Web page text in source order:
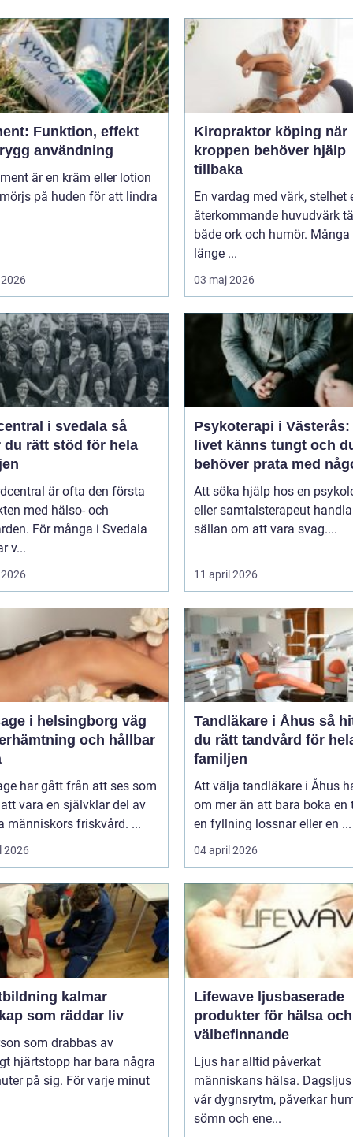
Funktion, effekt
användning
är en kräm eller lotion
på huden för att lindra
Kiropraktor köping när
kroppen behöver hjälp
tillbaka
En vardag med värk, stelhet
återkommande huvudvärk
både ork och humör. Många
länge ...
03 maj 2026
i svedala så
du rätt stöd för hela
är ofta den första
med hälso- och
För många i Svedala
v...
Psykoterapi i Västerås:
livet känns tungt och
behöver prata med
Att söka hjälp hos en
eller samtalsterapeut
sällan om att vara svag....
11 april 2026
i helsingborg väg
och hållbar
har gått från att ses som
vara en självklar del av
människors friskvård. ...
2026
Tandläkare i Åhus så hittar
du rätt tandvård för
familjen
Att välja tandläkare i Åhus
om mer än att bara boka en
en fyllning lossnar eller en ...
04 april 2026
kalmar
som räddar liv
som drabbas av
hjärtstopp har bara några
på sig. För varje minut
Lifewave ljusbaserade
produkter för hälsa och
välbefinnande
Ljus har alltid påverkat
människans hälsa.
vår dygnsrytm, påverkar
sömn och ene...